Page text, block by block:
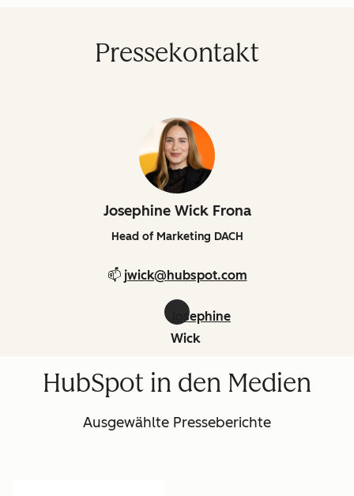
Pressekontakt
Josephine Wick Frona
Head of Marketing DACH
📫 jwick@hubspot.com
Josephine
Wick
linkedin
HubSpot in den Medien
Ausgewählte Presseberichte